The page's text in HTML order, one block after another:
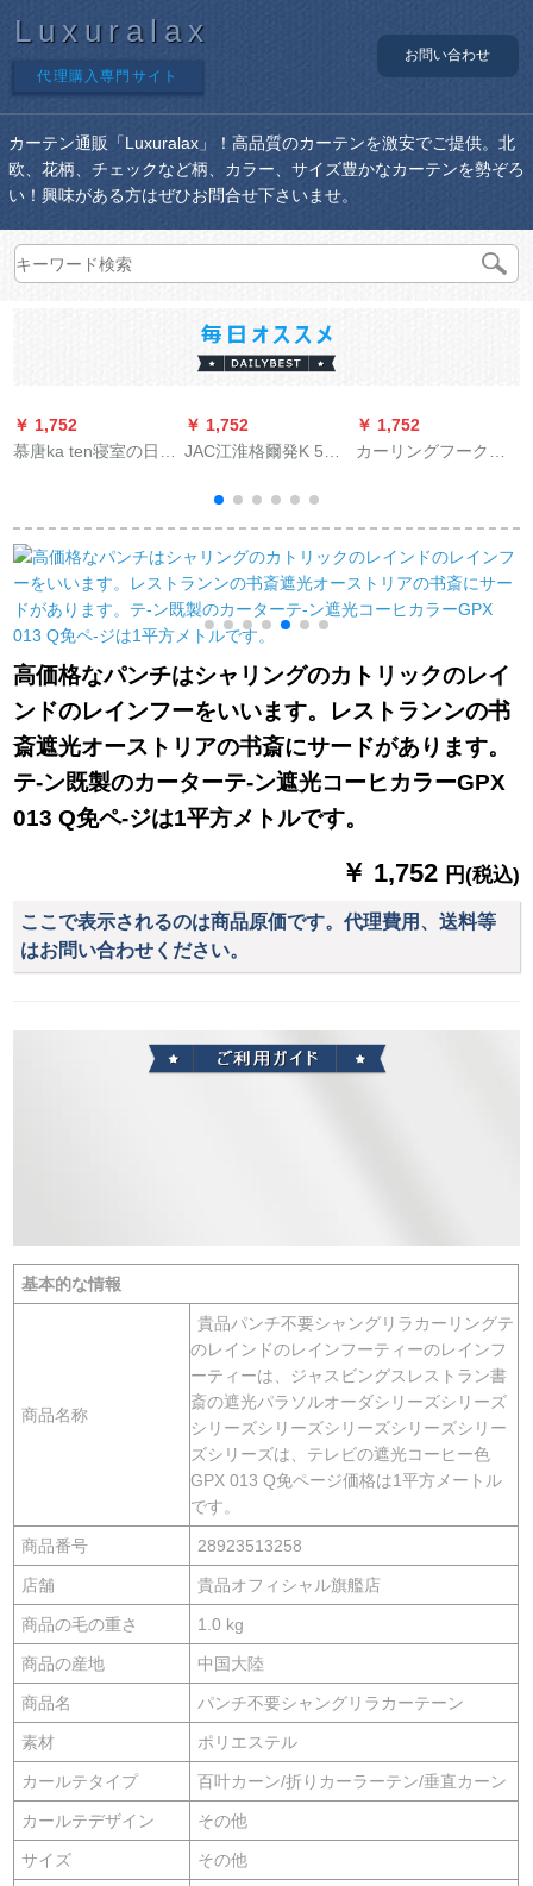
Luxuralax
代理購入専門サイト
お問い合わせ
カーテン通販「Luxuralax」！高品質のカーテンを激安でご提供。北
欧、花柄、チェックなど柄、カラー、サイズ豊かなカーテンを勢ぞろ
い！興味がある方はぜひお問合せ下さいませ。
￥ 1,752
慕唐ka ten寝室の日よ
ターストスタン纯紫
幅3.0*高2.7片
￥ 1,752
JAC江淮格爾発K 5ト
5 LK 6 LK 7専用サン
バイザUVカーター新
M 3000金色縦条金加
穂セト
￥ 1,752
カーリングフークハ
ーパッドフルストラ
ック200个
高価格なパンチはシャリングのカトリックのレイ
ンドのレインフーをいいます。レストランンの书
斎遮光オーストリアの书斎にサードがあります。
テ-ン既製のカーターテ-ン遮光コーヒカラーGPX
013 Q免ペ-ジは1平方メトルです。
￥ 1,752 円(税込)
ここで表示されるのは商品原価です。代理費用、送料等
はお問い合わせください。
基本的な情報
商品名称
貴品パンチ不要シャングリラカーリングテ
のレインドのレインフーティーのレインフ
ーティーは、ジャスビングスレストラン書
斎の遮光パラソルオーダシリーズシリーズ
シリーズシリーズシリーズシリーズシリー
ズシリーズは、テレビの遮光コーヒー色
GPX 013 Q免ページ価格は1平方メートル
です。
商品番号 28923513258
店舗 貴品オフィシャル旗艦店
商品の毛の重さ 1.0 kg
商品の産地 中国大陸
商品名 パンチ不要シャングリラカーテーン
素材 ポリエステル
カールテタイプ 百叶カーン/折りカーラーテン/垂直カーン
カールテデザイン その他
サイズ その他